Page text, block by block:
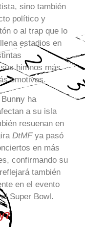
sino también
político y
o al trap que lo
estadios en
himnos más
emotivas.
ny ha
a su isla
resuenan en
DtMFya pasó
en más
confirmando su
también
en el evento
Super Bowl.